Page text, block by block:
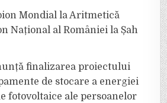
Mondial la Aritmetică
Național al României la Șah
finalizarea proiectului
de stocare a energiei
fotovoltaice ale persoanelor